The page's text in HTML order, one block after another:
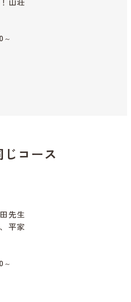
山荘
～
じコース
先生
平家
～